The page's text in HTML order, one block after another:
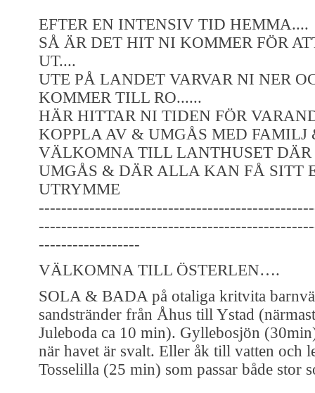
EFTER EN INTENSIV TID HEMMA....
SÅ ÄR DET HIT NI KOMMER FÖR
UT....
UTE PÅ LANDET VARVAR NI NER
KOMMER TILL RO......
HÄR HITTAR NI TIDEN FÖR
KOPPLA AV & UMGÅS MED FAMILJ
VÄLKOMNA TILL LANTHUSET
UMGÅS & DÄR ALLA KAN FÅ SITT
UTRYMME
------------------
VÄLKOMNA TILL ÖSTERLEN….
SOLA & BADA på otaliga kritvita
sandstränder från Åhus till Ystad
Juleboda ca 10 min). Gyllebosjön
när havet är svalt. Eller åk till vatten och
Tosselilla (25 min) som passar både stor